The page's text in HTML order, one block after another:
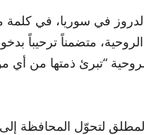
في سوريا، في كلمة
متضمناً ترحيباً
“تبرئ ذمتها من أي
لتحوّل المحافظة